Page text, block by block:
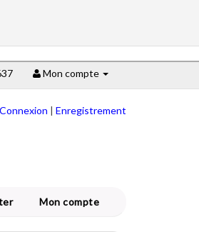
Mon compte
Connexion | Enregistrement
Mon compte